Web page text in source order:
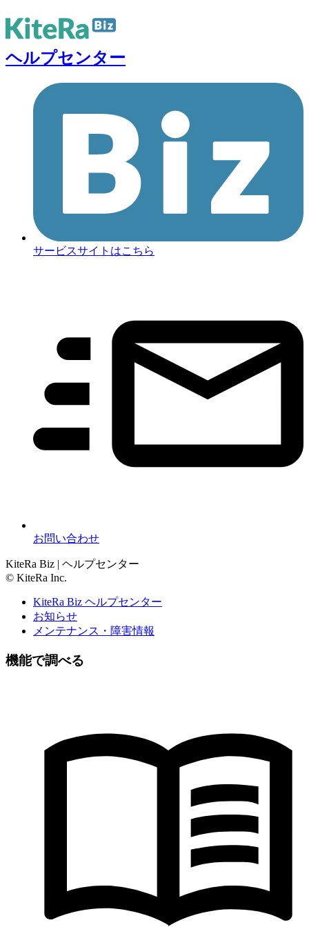
ヘルプセンター
サービスサイトはこちら
お問い合わせ
KiteRa Biz | ヘルプセンター
© KiteRa Inc.
KiteRa Biz ヘルプセンター
お知らせ
メンテナンス・障害情報
機能で調べる